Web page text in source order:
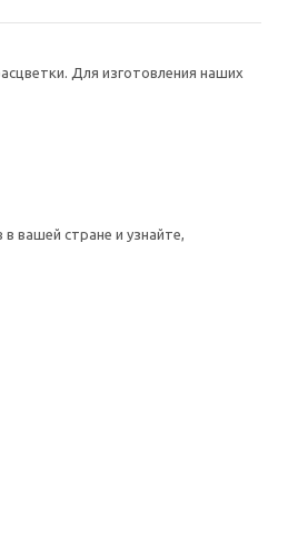
Для изготовления наших
вашей стране и узнайте,